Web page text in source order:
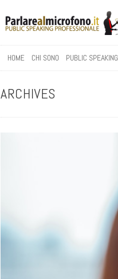
HOME CHI SONO PUBLIC SPEAKING
ARCHIVES